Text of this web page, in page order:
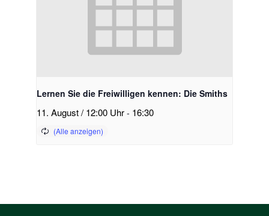
Lernen Sie die Freiwilligen kennen: Die Smiths
11. August / 12:00 Uhr- 16:30